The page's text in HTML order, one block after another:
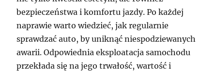
bezpieczeństwa i komfortu jazdy. Po każdej
naprawie warto wiedzieć, jak regularnie
sprawdzać auto, by uniknąć niespodziewanych
awarii. Odpowiednia eksploatacja samochodu
przekłada się na jego trwałość, wartość i